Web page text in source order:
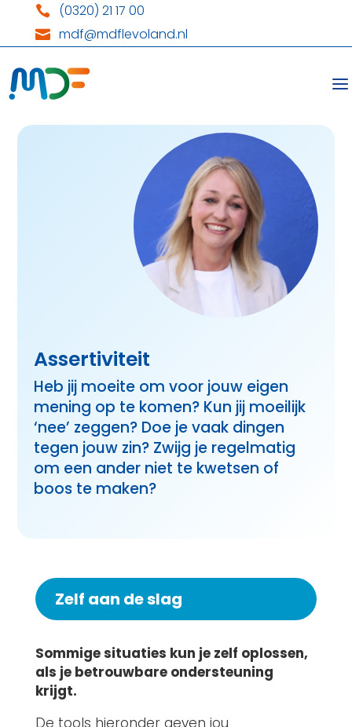
 (0320) 21 17 00
 mdf@mdflevoland.nl
Assertiviteit
Heb jij moeite om voor jouw eigen
mening op te komen? Kun jij moeilijk
‘nee’ zeggen? Doe je vaak dingen
tegen jouw zin? Zwijg je regelmatig
om een ander niet te kwetsen of
boos te maken?
Zelf aan de slag
Sommige situaties kun je zelf oplossen,
als je betrouwbare ondersteuning
krijgt.
De tools hieronder geven jou